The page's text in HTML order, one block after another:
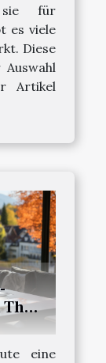
sie für
es viele
Diese
Artikel
Thun
eine